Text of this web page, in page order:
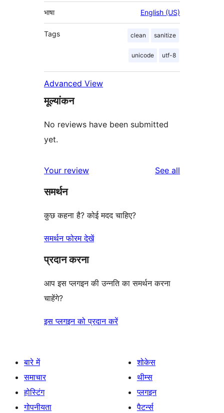
भाषा English (US)
Tags clean sanitize
unicode utf-8
Advanced View
मूल्यांकन
No reviews have been submitted
yet.
Your review See all
समर्थन
कुछ कहना है? कोई मदद चाहिए?
समर्थन फोरम देखें
प्रदान करना
आप इस प्लगइन की उन्नति का समर्थन करना
चाहेंगे?
इस प्लगइन को प्रदान करें
बारे में
समाचार
होस्टिंग
गोपनीयता
शोकेस
थीम्स
प्लगइन
पैटर्न्स